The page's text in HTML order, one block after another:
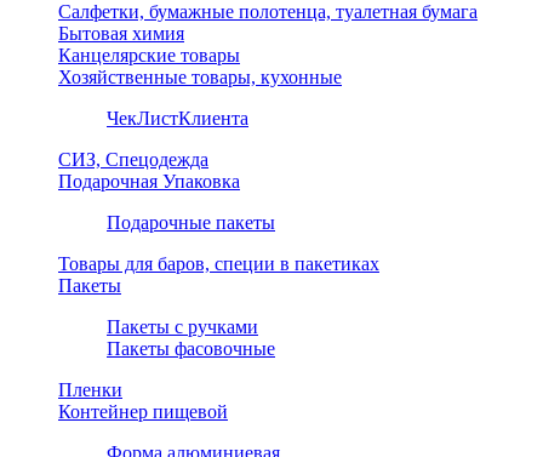
Салфетки, бумажные полотенца, туалетная бумага
Бытовая химия
Канцелярские товары
Хозяйственные товары, кухонные
ЧекЛистКлиента
СИЗ, Спецодежда
Подарочная Упаковка
Подарочные пакеты
Товары для баров, специи в пакетиках
Пакеты
Пакеты с ручками
Пакеты фасовочные
Пленки
Контейнер пищевой
Форма алюминиевая